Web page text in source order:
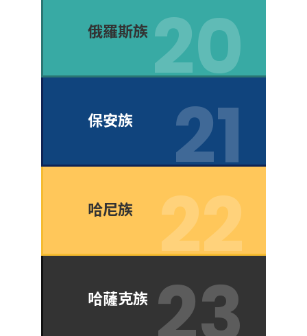
俄羅斯族
保安族
哈尼族
哈薩克族